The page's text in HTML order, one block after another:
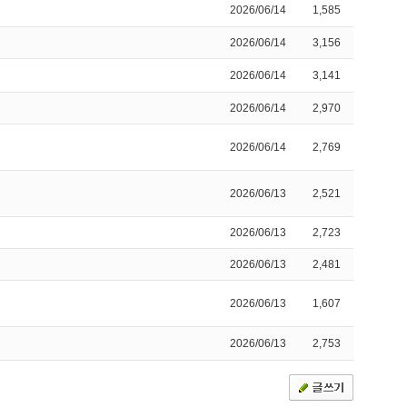
2026/06/14 1,585
2026/06/14 3,156
2026/06/14 3,141
2026/06/14 2,970
2026/06/14 2,769
2026/06/13 2,521
2026/06/13 2,723
2026/06/13 2,481
2026/06/13 1,607
2026/06/13 2,753